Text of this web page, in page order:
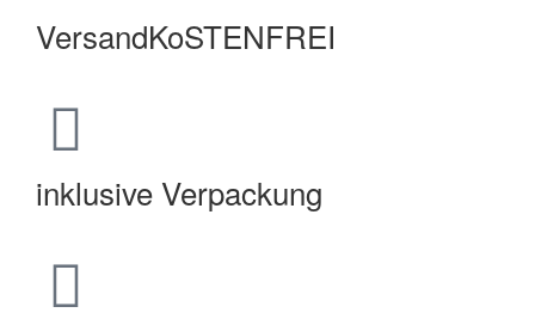
VersandKoSTENFREI
inklusive Verpackung